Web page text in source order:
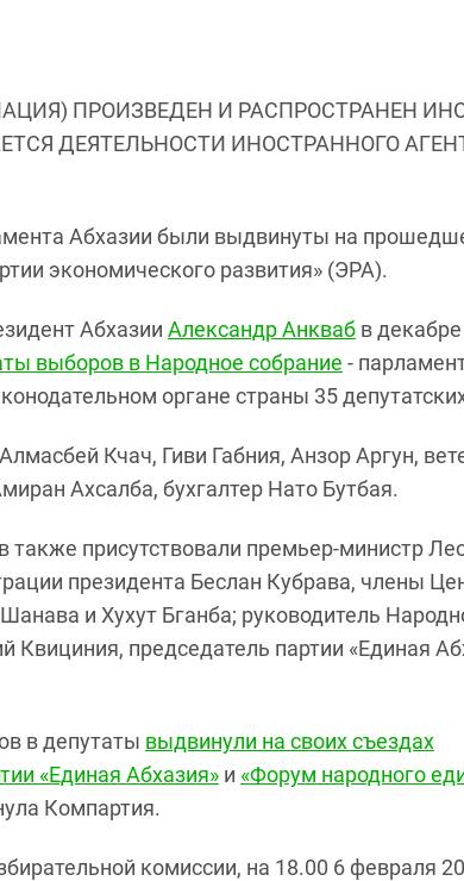
ПРОИЗВЕДЕН И РАСПРОСТРАНЕН
ДЕЯТЕЛЬНОСТИ ИНОСТРАННОГО
Абхазии были выдвинуты на
экономического развития» (ЭРА).
Абхазии Александр Анкваб в
выборов в Народное собрание -
органе страны 35
Кчач, Гиви Габния, Анзор Аргун,
Ахсалба, бухгалтер Нато Бутбая.
также присутствовали премьер-министр
президента Беслан Кубрава, члены
и Хухут Бганба; руководитель
Квициния, председатель партии «Единая
в депутаты выдвинули на своих съездах
«Единая Абхазия» и «Форум народного
Компартия.
комиссии, на 18.00 6 февраля